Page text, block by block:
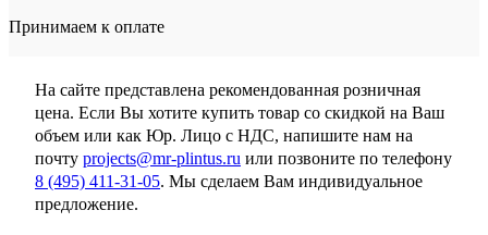
Принимаем к оплате
На сайте представлена рекомендованная розничная
цена. Если Вы хотите купить товар со скидкой на Ваш
объем или как Юр. Лицо с НДС, напишите нам на
почту projects@mr-plintus.ru или позвоните по телефону
8 (495) 411-31-05. Мы сделаем Вам индивидуальное
предложение.